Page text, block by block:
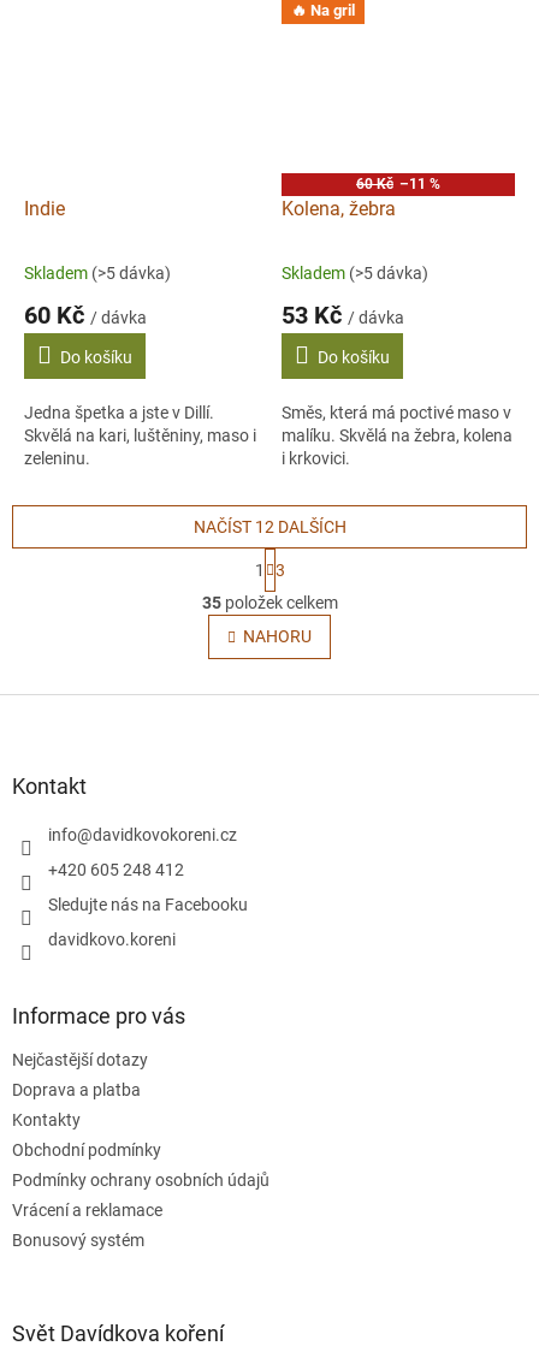
Indie
Skladem (>5 dávka)
60 Kč / dávka
Do košíku
Jedna špetka a jste v Dillí.
Skvělá na kari, luštěniny, maso i
zeleninu.
🔥 Na gril
60 Kč –11 %
Kolena, žebra
Skladem (>5 dávka)
53 Kč / dávka
Do košíku
Směs, která má poctivé maso v
malíku. Skvělá na žebra, kolena
i krkovici.
O
v
l
á
NAČÍST 12 DALŠÍCH
t
r
á
n
k
v
1
3
35položek celkem
NAHORU
Kontakt
info@davidkovokoreni.cz
+420 605 248 412
Sledujte nás na Facebooku
davidkovo.koreni
Informace pro vás
Nejčastější dotazy
Doprava a platba
Kontakty
Obchodní podmínky
Podmínky ochrany osobních údajů
Vrácení a reklamace
Bonusový systém
Svět Davídkova koření